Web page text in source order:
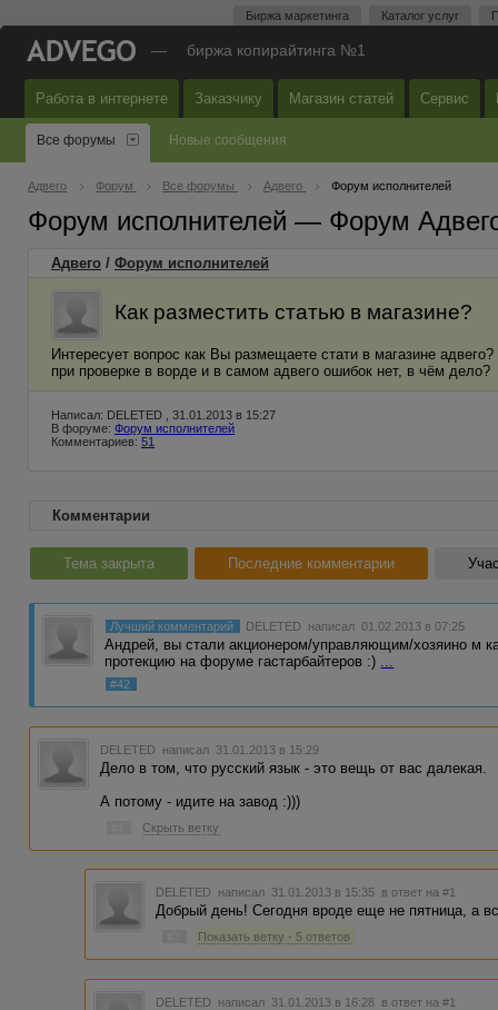
Биржа маркетинга Каталог услуг
— биржа копирайтинга №1
Работа в интернете Заказчику Магазин статей Сервис
Все форумы Новые сообщения
Адвего Форум Все форумы Адвего Форум исполнителей
Форум исполнителей — Форум
Адвего / Форум исполнителей
Как разместить статью в магазине?
Интересует вопрос как Вы размещаете стати в магазине
при проверке в ворде и в самом адвего ошибок нет, в чём дело?
Написал: DELETED , 31.01.2013 в 15:27
В форуме: Форум исполнителей
Комментариев: 51
Комментарии
Тема закрыта Последние комментарии
Лучший комментарий DELETED написал 01.02.2013 в 07:25
Андрей, вы стали акционером/управляющим/хозяино м
протекцию на форуме гастарбайтеров :) ...
#42
DELETED написал 31.01.2013 в 15:29
Дело в том, что русский язык - это вещь от вас далекая.
А потому - идите на завод :)))
Скрыть ветку
DELETED написал 31.01.2013 в 15:35 в ответ на #1
Добрый день! Сегодня вроде еще не пятница, а
Показать ветку - 5 ответов
DELETED написал 31.01.2013 в 16:28 в ответ на #1